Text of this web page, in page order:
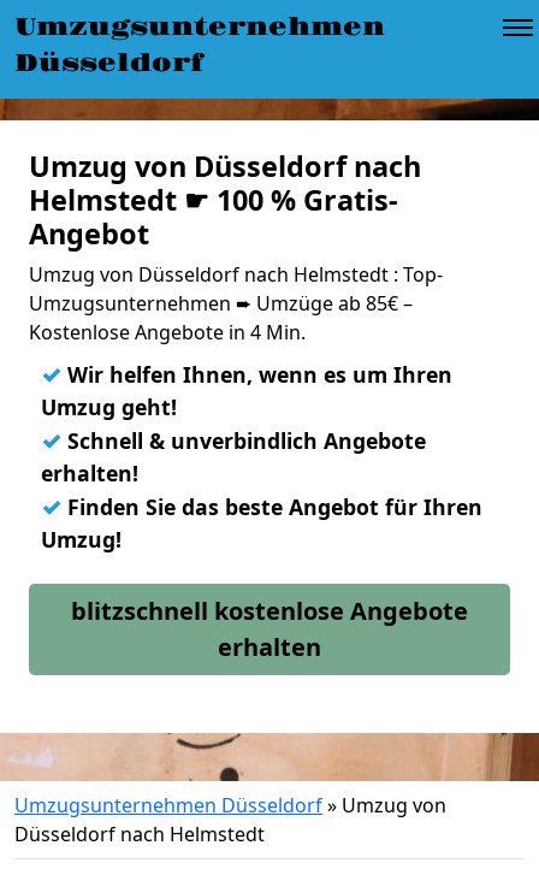
Umzugsunternehmen
Düsseldorf
Umzug von Düsseldorf nach
Helmstedt ☛ 100 % Gratis-
Angebot
Umzug von Düsseldorf nach Helmstedt : Top-
Umzugsunternehmen ➨ Umzüge ab 85€ –
Kostenlose Angebote in 4 Min.
✓ Wir helfen Ihnen, wenn es um Ihren
Umzug geht!
✓ Schnell & unverbindlich Angebote
erhalten!
✓ Finden Sie das beste Angebot für Ihren
Umzug!
blitzschnell kostenlose Angebote
erhalten
Umzugsunternehmen Düsseldorf» Umzug von
Düsseldorf nach Helmstedt